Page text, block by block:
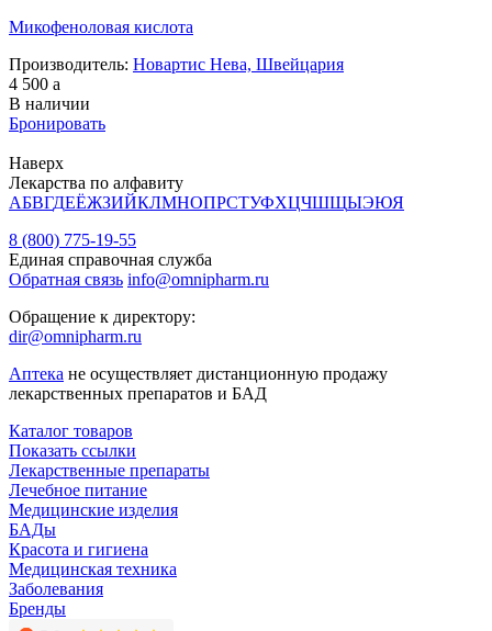
Микофеноловая кислота
Производитель: Новартис Нева, Швейцария
4 500 a
В наличии
Бронировать
Наверх
Лекарства по алфавиту
АБВГДЕЁЖЗИЙКЛМНОПРСТУФХЦЧШЩЫЭЮЯ
8 (800) 775-19-55
Единая справочная служба
Обратная связь info@omnipharm.ru
Обращение к директору:
dir@omnipharm.ru
Аптека не осуществляет дистанционную продажу
лекарственных препаратов и БАД
Каталог товаров
Показать ссылки
Лекарственные препараты
Лечебное питание
Медицинские изделия
БАДы
Красота и гигиена
Медицинская техника
Заболевания
Бренды